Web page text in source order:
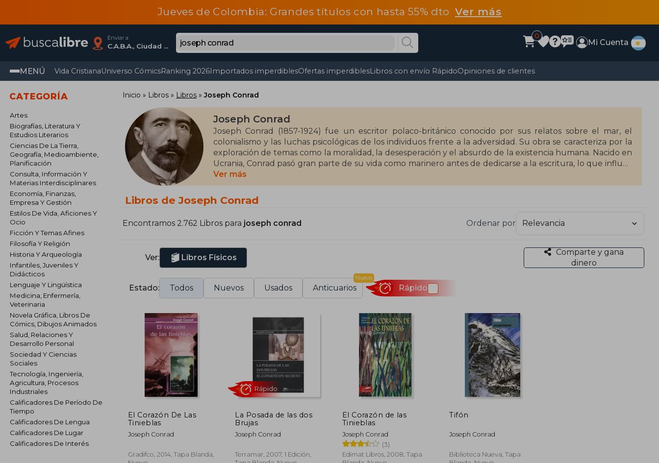
Jueves de Colombia: Grandes títulos con hasta 55% dtoVer más
Enviar a
C.A.B.A., Ciudad Autónoma De Buenos Aires
0
Mi Cuenta
MENÚ Vida CristianaUniverso CómicsRanking 2026Importados imperdiblesOfertas imperdiblesLibros con envío RápidoOpiniones de clientes
CATEGORÍA
Artes
Biografías, Literatura Y
Estudios Literarios
Ciencias De La Tierra,
Geografía, Medioambiente,
Planificación
Consulta, Información Y
Materias Interdisciplinares
Economía, Finanzas,
Empresa Y Gestión
Estilos De Vida, Aficiones Y
Ocio
Ficción Y Temas Afines
Filosofía Y Religión
Historia Y Arqueología
Infantiles, Juveniles Y
Didácticos
Lenguaje Y Lingüística
Medicina, Enfermería,
Veterinaria
Novela Gráfica, Libros De
Cómics, Dibujos Animados
Salud, Relaciones Y
Desarrollo Personal
Sociedad Y Ciencias
Sociales
Tecnología, Ingeniería,
Agricultura, Procesos
Industriales
Calificadores De Período De
Tiempo
Calificadores De Lengua
Calificadores De Lugar
Calificadores De Interés
Inicio Libros Libros Joseph Conrad
Joseph Conrad
Joseph Conrad (1857-1924) fue un escritor polaco-británico conocido por sus relatos sobre el mar, el
colonialismo y las luchas psicológicas de los individuos frente a la adversidad. Su obra se caracteriza por la
exploración de temas como la moralidad, la desesperación y el absurdo de la existencia humana. Nacido en
Ucrania, Conrad pasó gran parte de su vida como marinero antes de dedicarse a la escritura, lo que influyó
notablemente en su estilo narrativo.
Entre sus obras más destacadas se encuentran El corazón de las tinieblas (1899), Lord Jim (1900) y
Nostromo (1904). Si bien no recibió premios importantes durante su vida, su influencia en la literatura del
siglo XX es indiscutible, siendo considerado un precursor de la narrativa moderna.
Ver más
Libros de Joseph Conrad
Encontramos 2.762 Libros para joseph conrad Ordenar por
Ver: Libros Físicos
Comparte y gana
dinero
Estado: Todos Nuevos Usados Anticuarios
Nuevo
Rápido
El Corazón De Las
Tinieblas
Joseph Conrad
Gradifco, 2014, Tapa Blanda,
La Posada de las dos
Brujas
Joseph Conrad
Terramar, 2007, 1 Edición,
El Corazón de las
Tinieblas
Joseph Conrad
(3)
Edimat Libros, 2008, Tapa
Tifón
Joseph Conrad
Biblioteca Nueva, Tapa